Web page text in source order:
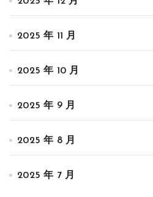
2025 年 11 月
2025 年 10 月
2025 年 9 月
2025 年 8 月
2025 年 7 月